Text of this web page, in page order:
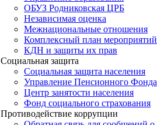
ОБУЗ Родниковская ЦРБ
Независимая оценка
Межнациональные отношения
Комплексный план мероприятий
КДН и защиты их прав
Социальная защита
Социальная защита населения
Управление Пенсионного Фонда
Центр занятости населения
Фонд социального страхования
Противодействие коррупции